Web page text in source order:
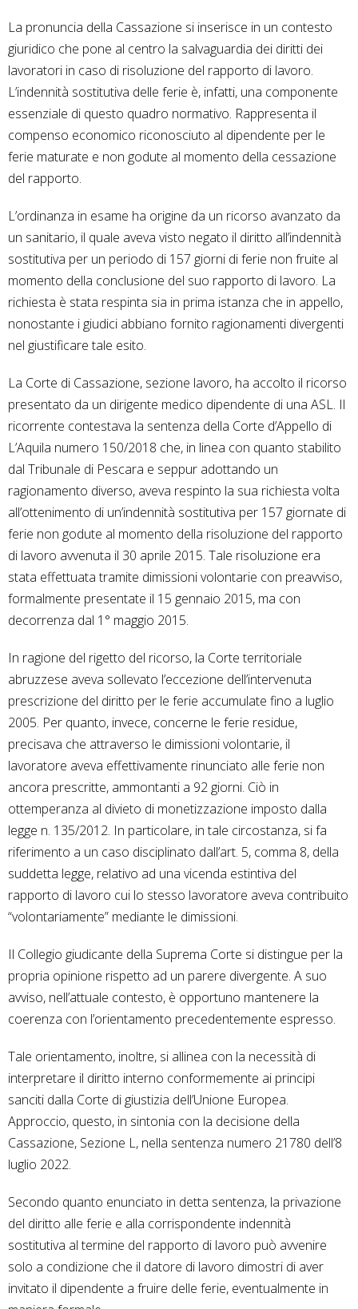
La pronuncia della Cassazione si inserisce in un contesto
giuridico che pone al centro la salvaguardia dei diritti dei
lavoratori in caso di risoluzione del rapporto di lavoro.
L’indennità sostitutiva delle ferie è, infatti, una componente
essenziale di questo quadro normativo. Rappresenta il
compenso economico riconosciuto al dipendente per le
ferie maturate e non godute al momento della cessazione
del rapporto.
L’ordinanza in esame ha origine da un ricorso avanzato da
un sanitario, il quale aveva visto negato il diritto all’indennità
sostitutiva per un periodo di 157 giorni di ferie non fruite al
momento della conclusione del suo rapporto di lavoro. La
richiesta è stata respinta sia in prima istanza che in appello,
nonostante i giudici abbiano fornito ragionamenti divergenti
nel giustificare tale esito.
La Corte di Cassazione, sezione lavoro, ha accolto il ricorso
presentato da un dirigente medico dipendente di una ASL. Il
ricorrente contestava la sentenza della Corte d’Appello di
L’Aquila numero 150/2018 che, in linea con quanto stabilito
dal Tribunale di Pescara e seppur adottando un
ragionamento diverso, aveva respinto la sua richiesta volta
all’ottenimento di un’indennità sostitutiva per 157 giornate di
ferie non godute al momento della risoluzione del rapporto
di lavoro avvenuta il 30 aprile 2015. Tale risoluzione era
stata effettuata tramite dimissioni volontarie con preavviso,
formalmente presentate il 15 gennaio 2015, ma con
decorrenza dal 1° maggio 2015.
In ragione del rigetto del ricorso, la Corte territoriale
abruzzese aveva sollevato l’eccezione dell’intervenuta
prescrizione del diritto per le ferie accumulate fino a luglio
2005. Per quanto, invece, concerne le ferie residue,
precisava che attraverso le dimissioni volontarie, il
lavoratore aveva effettivamente rinunciato alle ferie non
ancora prescritte, ammontanti a 92 giorni. Ciò in
ottemperanza al divieto di monetizzazione imposto dalla
legge n. 135/2012. In particolare, in tale circostanza, si fa
riferimento a un caso disciplinato dall’art. 5, comma 8, della
suddetta legge, relativo ad una vicenda estintiva del
rapporto di lavoro cui lo stesso lavoratore aveva contribuito
“volontariamente” mediante le dimissioni.
Il Collegio giudicante della Suprema Corte si distingue per la
propria opinione rispetto ad un parere divergente. A suo
avviso, nell’attuale contesto, è opportuno mantenere la
coerenza con l’orientamento precedentemente espresso.
Tale orientamento, inoltre, si allinea con la necessità di
interpretare il diritto interno conformemente ai principi
sanciti dalla Corte di giustizia dell’Unione Europea.
Approccio, questo, in sintonia con la decisione della
Cassazione, Sezione L, nella sentenza numero 21780 dell’8
luglio 2022.
Secondo quanto enunciato in detta sentenza, la privazione
del diritto alle ferie e alla corrispondente indennità
sostitutiva al termine del rapporto di lavoro può avvenire
solo a condizione che il datore di lavoro dimostri di aver
invitato il dipendente a fruire delle ferie, eventualmente in